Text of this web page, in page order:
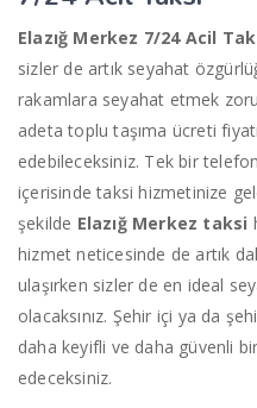
Elazığ Merkez 7/24 Acil
sizler de artık seyahat
rakamlara seyahat etmek
adeta toplu taşıma ücreti
edebileceksiniz. Tek bir
içerisinde taksi hizmetinize
şekilde Elazığ Merkez taksi
hizmet neticesinde de artık
ulaşırken sizler de en ideal
olacaksınız. Şehir içi ya da
daha keyifli ve daha güvenli
edeceksiniz.